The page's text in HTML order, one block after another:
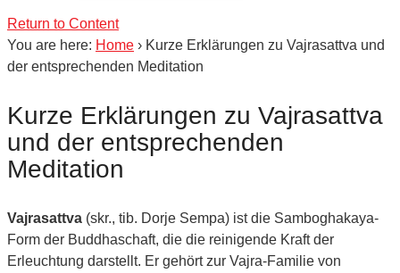
Return to Content
You are here: Home › Kurze Erklärungen zu Vajrasattva und
der entsprechenden Meditation
Kurze Erklärungen zu Vajrasattva
und der entsprechenden
Meditation
Vajrasattva (skr., tib. Dorje Sempa) ist die Samboghakaya-
Form der Buddhaschaft, die die reinigende Kraft der
Erleuchtung darstellt. Er gehört zur Vajra-Familie von